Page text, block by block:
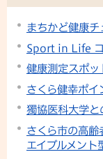
まちかど健康
Sport in Life コ
健康測定スポッ
さくら健幸ポ
獨協医科大学と
さくら市の高齢
エイブルメント